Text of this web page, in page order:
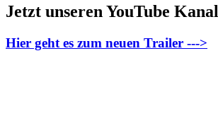
Jetzt unseren YouTube
Hier geht es zum neuen Trailer --->